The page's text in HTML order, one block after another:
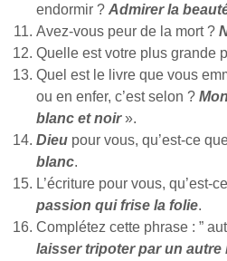
endormir ? Admirer la
Avez-vous peur de la mort ?
Quelle est votre plus grande
Quel est le livre que vous
ou en enfer, c’est selon ?
blanc et noir».
Dieu pour vous, qu’est-ce
blanc.
L’écriture pour vous, qu’est-
passion qui frise la folie.
Complétez cette phrase : ”
laisser tripoter par un autre